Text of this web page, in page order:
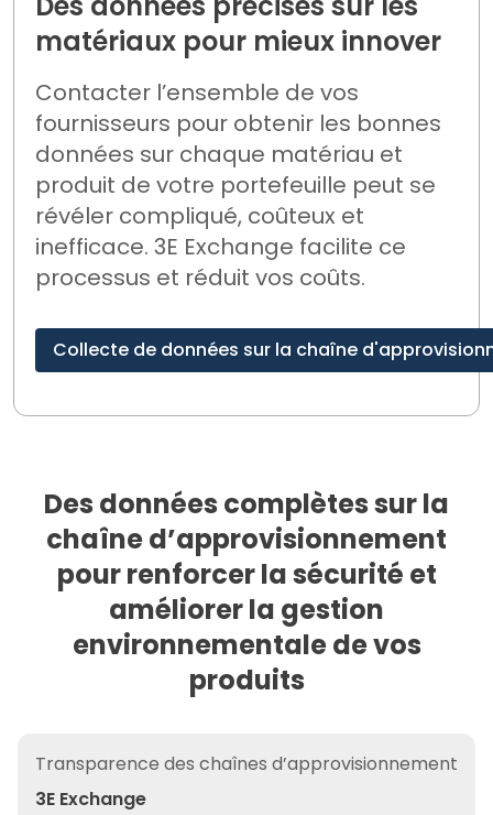
matériaux pour mieux innover
Contacter l’ensemble de vos
fournisseurs pour obtenir les bonnes
données sur chaque matériau et
produit de votre portefeuille peut se
révéler compliqué, coûteux et
inefficace. 3E Exchange facilite ce
processus et réduit vos coûts.
Collecte de données sur la chaîne
Des données complètes sur la
chaîne d’approvisionnement
pour renforcer la sécurité et
améliorer la gestion
environnementale de vos
produits
Transparence des chaînes d’approvisionnement
3E Exchange